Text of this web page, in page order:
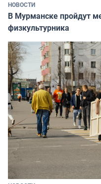
НОВОСТИ
В Мурманске пройдут
физкультурника